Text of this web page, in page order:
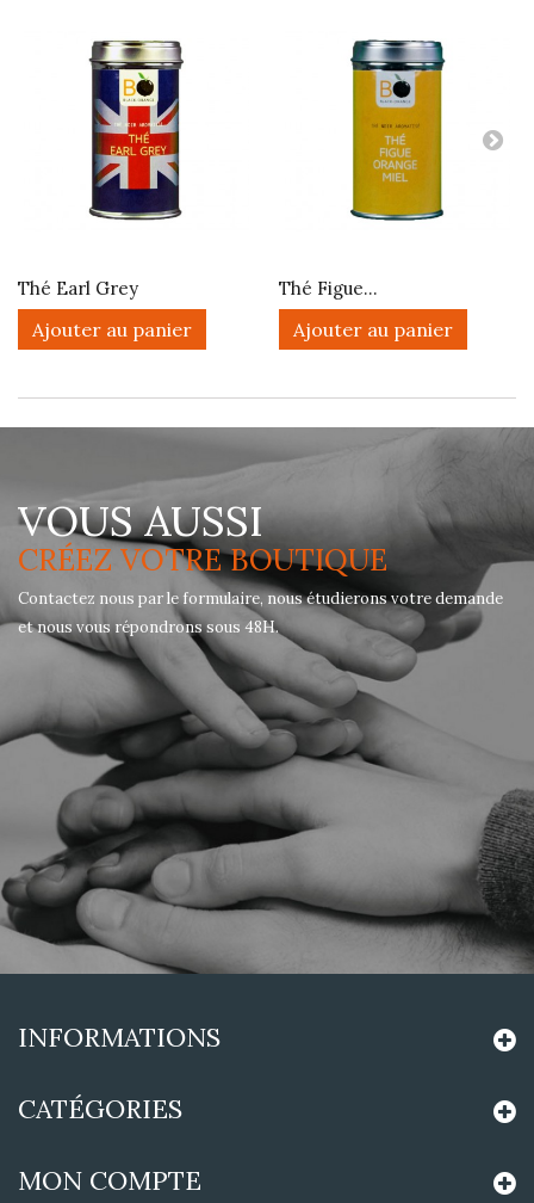
Thé Earl Grey
Ajouter au panier
Thé Figue...
Ajouter au panier
VOUS AUSSI
CRÉEZ VOTRE BOUTIQUE
Contactez nous par le formulaire, nous étudierons votre demande
et nous vous répondrons sous 48H.
INFORMATIONS
CATÉGORIES
MON COMPTE